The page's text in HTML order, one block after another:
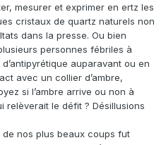
mesurer et exprimer en ertz les
cristaux de quartz naturels non
dans la presse. Ou bien
personnes fébriles à
auparavant ou en
avec un collier d’ambre,
si l’ambre arrive ou non à
relèverait le défit ? Désillusions
de nos plus beaux coups fut